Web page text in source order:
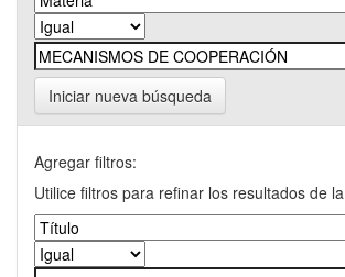
Iniciar nueva búsqueda
Agregar filtros:
Utilice filtros para refinar los resultados de